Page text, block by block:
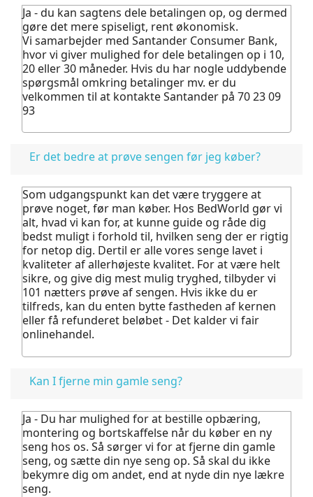
Ja - du kan sagtens dele betalingen op, og dermed
gøre det mere spiseligt, rent økonomisk.
Vi samarbejder med Santander Consumer Bank,
hvor vi giver mulighed for dele betalingen op i 10,
20 eller 30 måneder. Hvis du har nogle uddybende
spørgsmål omkring betalinger mv. er du
velkommen til at kontakte Santander på 70 23 09
93
Er det bedre at prøve sengen før jeg køber?
Som udgangspunkt kan det være tryggere at
prøve noget, før man køber. Hos BedWorld gør vi
alt, hvad vi kan for, at kunne guide og råde dig
bedst muligt i forhold til, hvilken seng der er rigtig
for netop dig. Dertil er alle vores senge lavet i
kvaliteter af allerhøjeste kvalitet. For at være helt
sikre, og give dig mest mulig tryghed, tilbyder vi
101 nætters prøve af sengen. Hvis ikke du er
tilfreds, kan du enten bytte fastheden af kernen
eller få refunderet beløbet - Det kalder vi fair
onlinehandel.
Kan I fjerne min gamle seng?
Ja - Du har mulighed for at bestille opbæring,
montering og bortskaffelse når du køber en ny
seng hos os. Så sørger vi for at fjerne din gamle
seng, og sætte din nye seng op. Så skal du ikke
bekymre dig om andet, end at nyde din nye lækre
seng.